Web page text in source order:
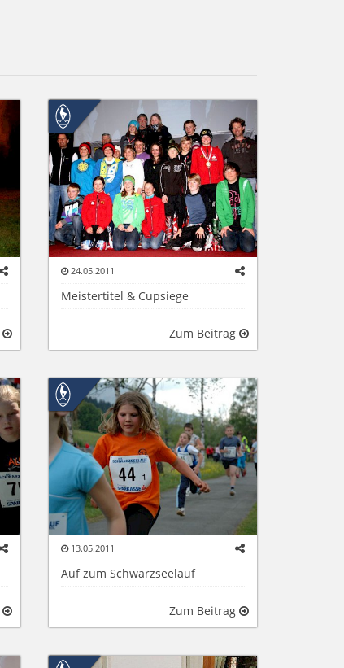
24.05.2011
Meistertitel & Cupsiege
Zum Beitrag
13.05.2011
Auf zum Schwarzseelauf
Zum Beitrag